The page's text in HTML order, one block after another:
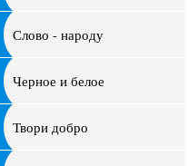
Слово - народу
Черное и белое
Твори добро